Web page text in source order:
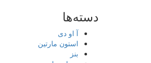
دسته‌ها
آ او دی
استون مارتین
بنز